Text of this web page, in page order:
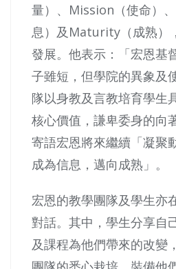
量）、Mission（使命）
息）及Maturity（成熟）
發展。他表示：「宏恩基
子雖短，但學院的異象及
隊以身教及言教培育學生
核心價值，謙卑委身的向
寄語宏恩將來繼續「凝聚
成為信息，邁向成熟」。
宏恩的教學團隊及學生亦
對話。其中，學生分享自
及課程為他們帶來的改變